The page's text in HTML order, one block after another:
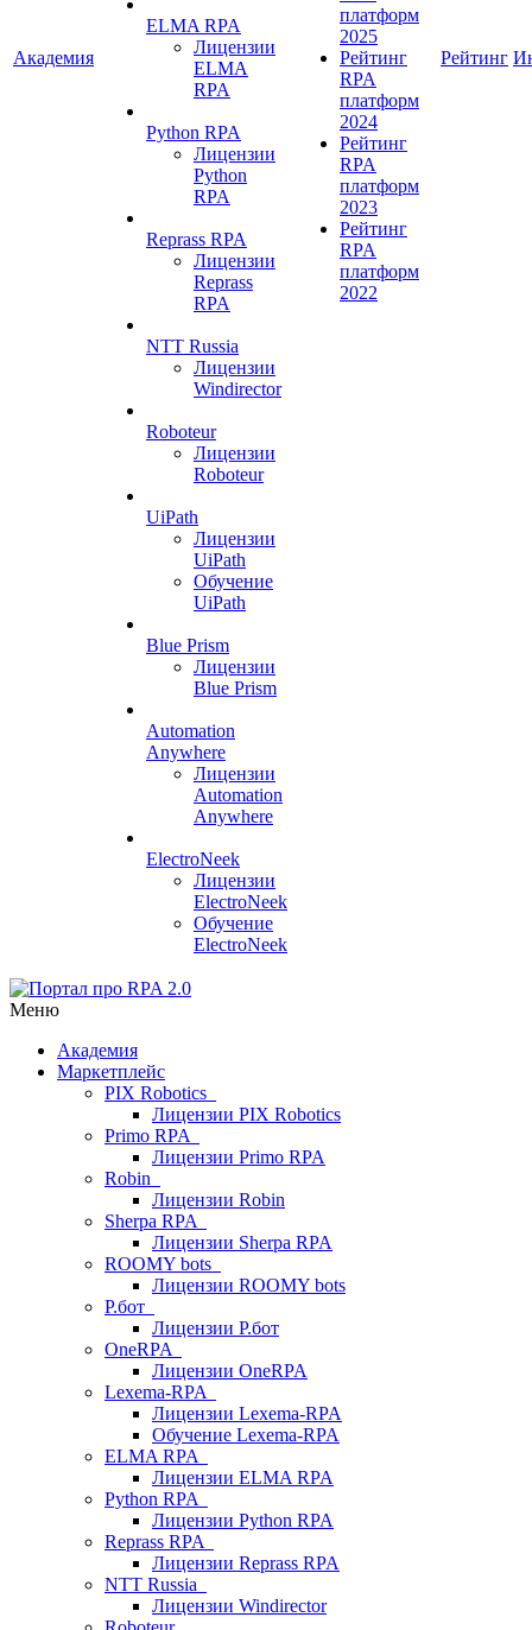
Академия
ELMA RPA
Лицензии
ELMA
RPA
Python RPA
Лицензии
Python
RPA
Reprass RPA
Лицензии
Reprass
RPA
NTT Russia
Лицензии
Windirector
Roboteur
Лицензии
Roboteur
UiPath
Лицензии
UiPath
Обучение
UiPath
Blue Prism
Лицензии
Blue Prism
Automation
Anywhere
Лицензии
Automation
Anywhere
ElectroNeek
Лицензии
ElectroNeek
Обучение
ElectroNeek
платформ
2025
Рейтинг
RPA
платформ
2024
Рейтинг
RPA
платформ
2023
Рейтинг
RPA
платформ
2022
Рейтинг
Меню
Академия
Маркетплейс
PIX Robotics
Лицензии PIX Robotics
Primo RPA
Лицензии Primo RPA
Robin
Лицензии Robin
Sherpa RPA
Лицензии Sherpa RPA
ROOMY bots
Лицензии ROOMY bots
Р.бот
Лицензии Р.бот
OneRPA
Лицензии OneRPA
Lexema-RPA
Лицензии Lexema-RPA
Обучение Lexema-RPA
ELMA RPA
Лицензии ELMA RPA
Python RPA
Лицензии Python RPA
Reprass RPA
Лицензии Reprass RPA
NTT Russia
Лицензии Windirector